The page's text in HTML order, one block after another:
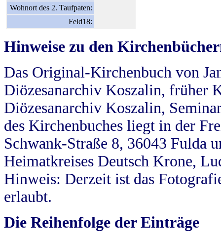
Wohnort des 2. Taufpaten:
Feld18:
Hinweise zu den
Das Original-Kirchenbuch von
Diözesanarchiv Koszalin, früher
Diözesanarchiv Koszalin,
des Kirchenbuches liegt in der
Schwank-Straße 8, 36043 Fulda
Heimatkreises Deutsch Krone,
Hinweis: Derzeit ist das
erlaubt.
Die Reihenfolge der Einträge